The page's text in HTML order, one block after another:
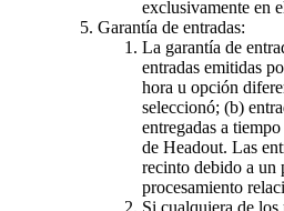
exclusivamente en
Garantía de entradas:
La garantía de
entradas emitidas
hora u opción
seleccionó; (b)
entregadas a
de Headout. Las
recinto debido a un
procesamiento
Si cualquiera de los